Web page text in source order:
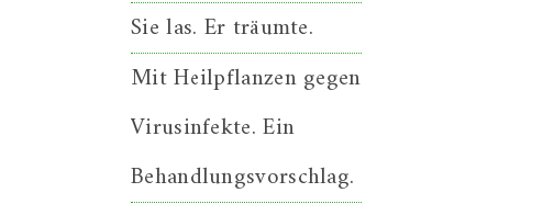
Sie las. Er träumte.
Mit Heilpflanzen gegen
Virusinfekte. Ein
Behandlungsvorschlag.